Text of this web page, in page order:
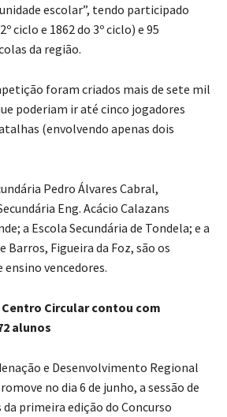
escolar”, tendo participado
ciclo e 1862 do 3º ciclo) e 95
da região.
foram criados mais de sete mil
poderiam ir até cinco jogadores
(envolvendo apenas dois
Pedro Álvares Cabral,
Eng. Acácio Calazans
a Escola Secundária de Tondela; e a
Barros, Figueira da Foz, são os
vencedores.
Circular contou com
alunos
e Desenvolvimento Regional
no dia 6 de junho, a sessão de
primeira edição do Concurso